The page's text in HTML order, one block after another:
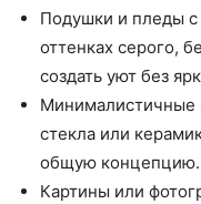
Подушки и пледы с
оттенках серого,
создать уют без
Минималистичные
стекла или
общую концепцию.
Картины или